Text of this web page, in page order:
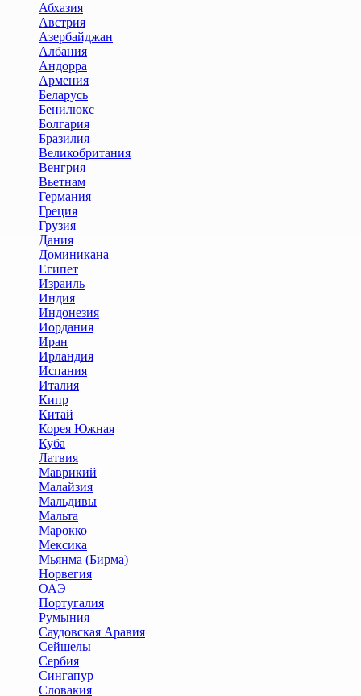
Абхазия
Австрия
Азербайджан
Албания
Андорра
Армения
Беларусь
Бенилюкс
Болгария
Бразилия
Великобритания
Венгрия
Вьетнам
Германия
Греция
Грузия
Дания
Доминикана
Египет
Израиль
Индия
Индонезия
Иордания
Иран
Ирландия
Испания
Италия
Кипр
Китай
Корея Южная
Куба
Латвия
Маврикий
Малайзия
Мальдивы
Мальта
Марокко
Мексика
Мьянма (Бирма)
Норвегия
ОАЭ
Португалия
Румыния
Саудовская Аравия
Сейшелы
Сербия
Сингапур
Словакия